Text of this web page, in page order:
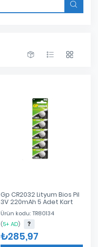
Gp CR2032 Lityum Bios Pil
3V 220mAh 5 Adet Kart
Ürün kodu: TR80134
(5+ AD)
₺285,97